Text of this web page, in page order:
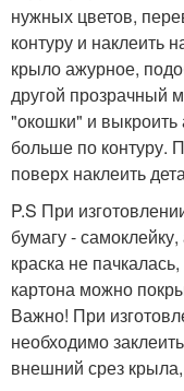
нужных цветов,
контуру и наклеить
крыло ажурное,
другой прозрачный
"окошки" и
больше по контуру.
поверх наклеить
P.S При
бумагу -
краска не
картона можно
Важно! При
необходимо
внешний срез